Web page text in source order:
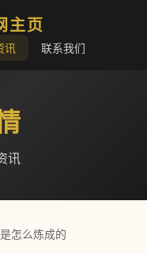
主页
讯 联系我们
讯
怎么炼成的